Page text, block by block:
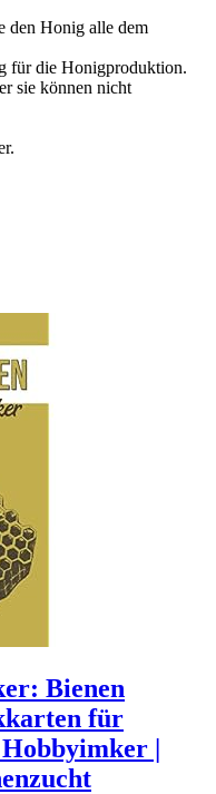
den Honig alle dem
für die Honigproduktion.
sie können nicht
Bienen
für
|